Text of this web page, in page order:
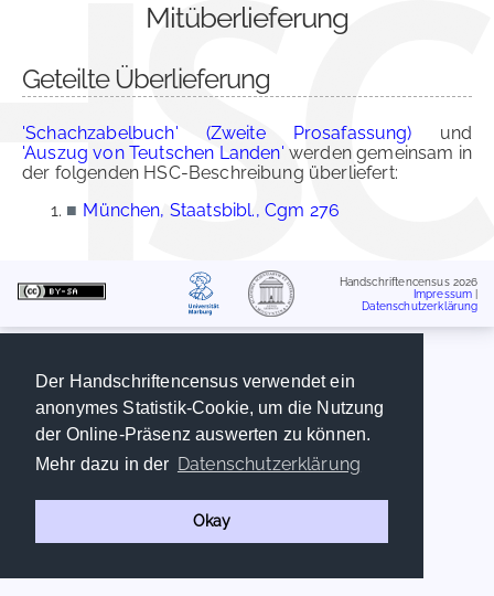
Der Handschriftencensus verwendet ein
anonymes Statistik-Cookie, um die Nutzung
der Online-Präsenz auswerten zu können.
Mehr dazu in der Datenschutzerklärung
Okay
Mitüberlieferung
Geteilte Überlieferung
'Schachzabelbuch' (Zweite Prosafassung) und
'Auszug von Teutschen Landen' werden gemeinsam in
der folgenden HSC-Beschreibung überliefert:
■ München, Staatsbibl., Cgm 276
Handschriftencensus 2026
Impressum
Datenschutzerklärung